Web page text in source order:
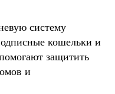
систему
кошельки и
защитить
и